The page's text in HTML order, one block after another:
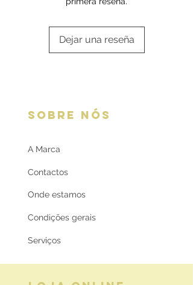
Dejar una reseña
SOBRE NÓS
A Marca
Contactos
Onde estamos
Condições gerais
Serviços